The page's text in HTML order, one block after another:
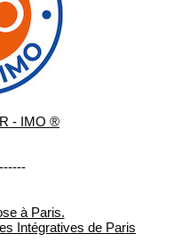
- IMO ®
à Paris.
Intégratives de Paris